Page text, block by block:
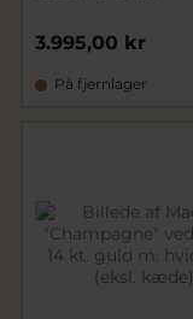
3.995,00 kr
På fjernlager